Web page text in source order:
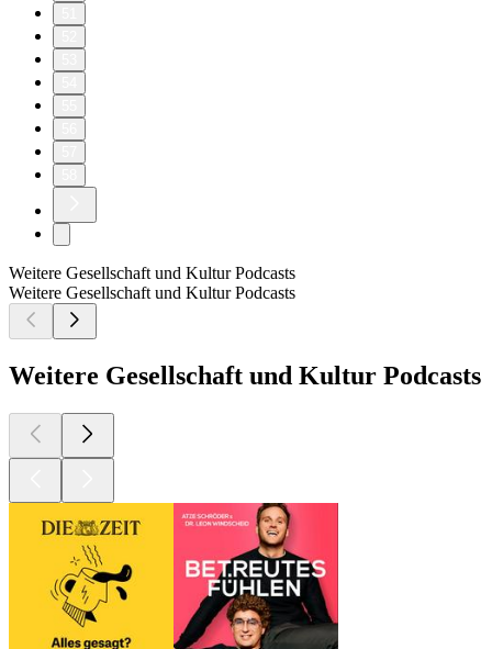
Weitere Gesellschaft und Kultur Podcasts
Weitere Gesellschaft und Kultur Podcasts
Weitere Gesellschaft und Kultur Podcasts